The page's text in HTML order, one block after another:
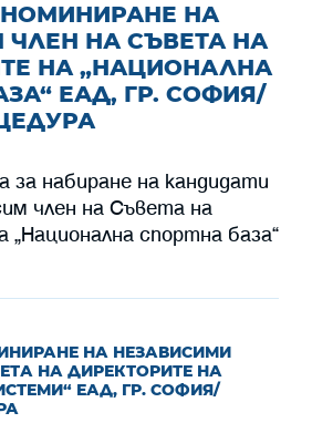
НА
ЧЛЕН НА СЪВЕТА НА
НА „НАЦИОНАЛНА
ЕАД, ГР. СОФИЯ/
за набиране на кандидати
член на Съвета на
„Национална спортна база“
НА НЕЗАВИСИМИ
НА ДИРЕКТОРИТЕ НА
ЕАД, ГР. СОФИЯ/